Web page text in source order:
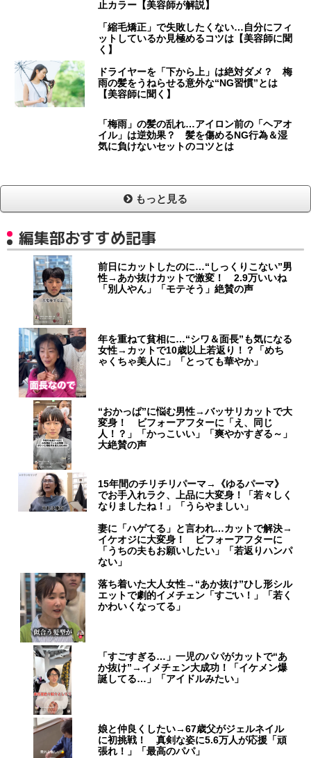
止カラー【美容師が解説】
「縮毛矯正」で失敗したくない…自分にフィ
ットしているか見極めるコツは【美容師に聞
く】
ドライヤーを「下から上」は絶対ダメ？ 梅
雨の髪をうねらせる意外な“NG習慣”とは
【美容師に聞く】
「梅雨」の髪の乱れ…アイロン前の「ヘアオ
イル」は逆効果？ 髪を傷めるNG行為＆湿
気に負けないセットのコツとは
もっと見る
編集部おすすめ記事
前日にカットしたのに…“しっくりこない”男
性→あか抜けカットで激変！ 2.9万いいね
「別人やん」「モテそう」絶賛の声
年を重ねて貧相に…“シワ＆面長”も気になる
女性→カットで10歳以上若返り！？「めち
ゃくちゃ美人に」「とっても華やか」
“おかっぱ”に悩む男性→バッサリカットで大
変身！ ビフォーアフターに「え、同じ
人！？」「かっこいい」「爽やかすぎる～」
大絶賛の声
15年間のチリチリパーマ→《ゆるパーマ》
でお手入れラク、上品に大変身！「若々しく
なりましたね！」「うらやましい」
妻に「ハゲてる」と言われ…カットで解決→
イケオジに大変身！ ビフォーアフターに
「うちの夫もお願いしたい」「若返りハンパ
ない」
落ち着いた大人女性→“あか抜け”ひし形シル
エットで劇的イメチェン「すごい！」「若く
かわいくなってる」
「すごすぎる…」一児のパパがカットで“あ
か抜け”→イメチェン大成功！「イケメン爆
誕してる…」「アイドルみたい」
娘と仲良くしたい→67歳父がジェルネイル
に初挑戦！ 真剣な姿に5.6万人が応援「頑
張れ！」「最高のパパ」